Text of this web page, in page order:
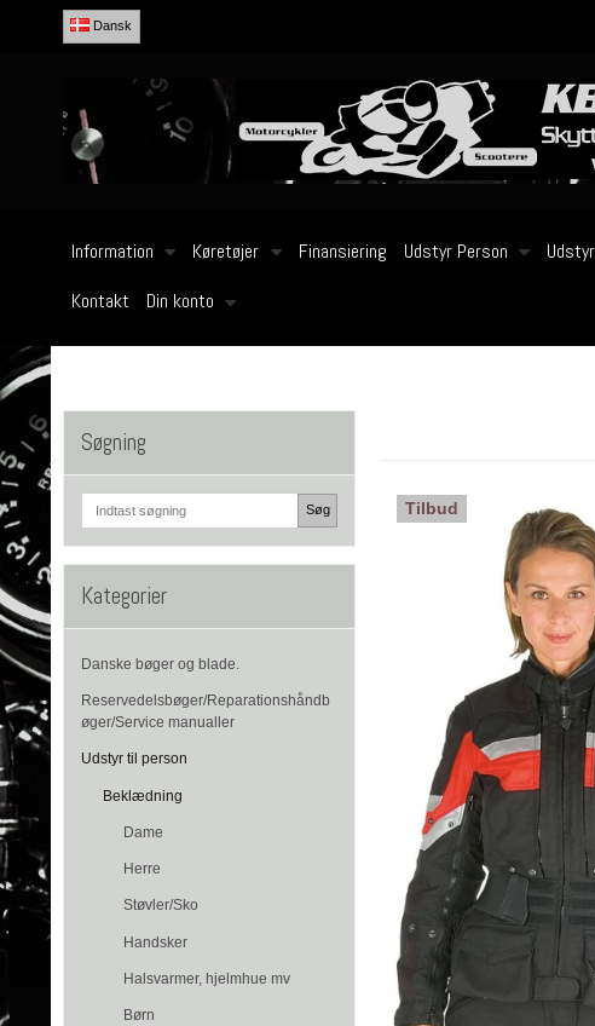
Dansk
Information Køretøjer Finansiering Udstyr Person
Kontakt
Din konto
Søgning
Søg
Kategorier
Danske bøger og blade.
Reservedelsbøger/Reparationshåndb
øger/Service manualler
Udstyr til person
Beklædning
Dame
Herre
Støvler/Sko
Handsker
Halsvarmer, hjelmhue mv
Børn
Tilbud